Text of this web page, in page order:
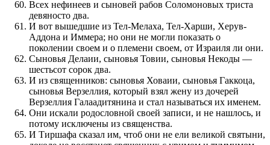
Всех нефинеев и сыновей рабов Соломоновых триста
девяносто два.
И вот вышедшие из Тел-Мелаха, Тел-Харши, Херув-
Аддона и Иммера; но они не могли показать о
поколении своем и о племени своем, от Израиля ли они.
Сыновья Делаии, сыновья Товии, сыновья Некоды —
шестьсот сорок два.
И из священников: сыновья Ховаии, сыновья Гаккоца,
сыновья Верзеллия, который взял жену из дочерей
Верзеллия Галаадитянина и стал называться их именем.
Они искали родословной своей записи, и не нашлось, и
потому исключены из священства.
И Тиршафа сказал им, чтоб они не ели великой святыни,